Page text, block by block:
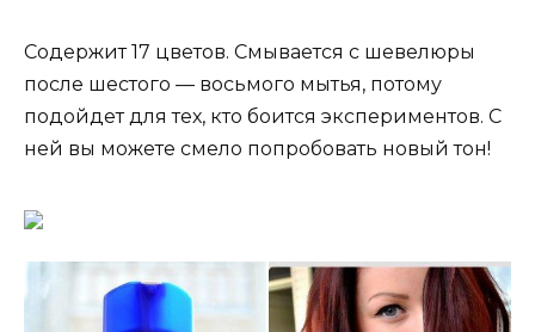
Содержит 17 цветов. Смывается с шевелюры
после шестого — восьмого мытья, потому
подойдет для тех, кто боится экспериментов. С
ней вы можете смело попробовать новый тон!